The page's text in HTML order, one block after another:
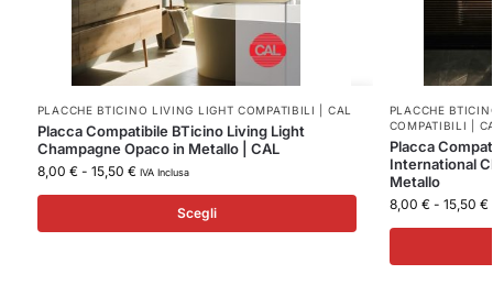
PLACCHE BTICINO LIVING LIGHT COMPATIBILI | CAL
Placca Compatibile BTicino Living Light
Champagne Opaco in Metallo | CAL
8,00 € - 15,50 € IVA Inclusa
Scegli
PLACCHE
COMPATIBILI |
Placca
International
Metallo
8,00 € - 15,50 €